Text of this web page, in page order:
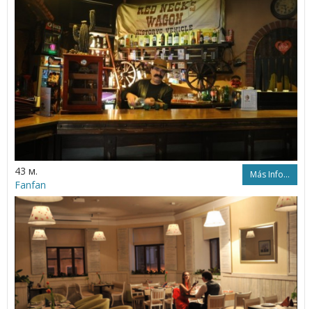
43 м. Más Info...
Fanfan